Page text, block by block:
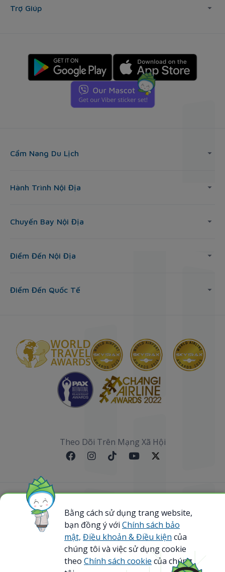
Trợ Giúp
Cẩm Nang Du Lịch
Hành Trình Nội Địa
Chuyến Bay Nội Địa
Điểm Đến Nội Địa
Điểm Đến Quốc Tế
Theo Dõi Trên Mạng Xã Hội
Sơ đồ website
@ 2023 Bamboo Airways Copyright. All Rights
Reserved.
Business Registration Code: 0107867370
Bằng cách sử dụng trang website,
bạn đồng ý với Chính sách bảo
mật, Điều khoản & Điều kiện của
chúng tôi và việc sử dụng cookie
theo Chính sách cookie của chúng